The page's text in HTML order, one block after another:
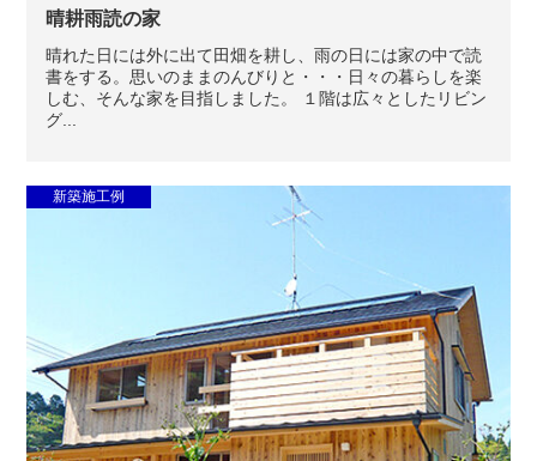
晴耕雨読の家
晴れた日には外に出て田畑を耕し、雨の日には家の中で読
書をする。思いのままのんびりと・・・日々の暮らしを楽
しむ、そんな家を目指しました。 １階は広々としたリビン
グ...
新築施工例